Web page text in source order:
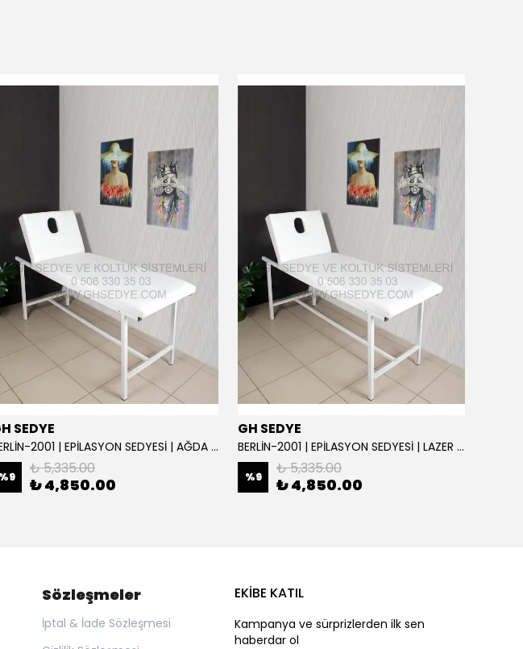
SEDYE
BERLİN-2001 | EPİLASYON SEDYESİ | AĞDA VE SİR SEDYE | SIRT AYARLI
%9 ₺ 5,335.00
₺ 4,850.00
GH SEDYE
BERLİN-2001 | EPİLASYON SEDYESİ | LAZER SEDYE | SIRT AYARLI
%9 ₺ 5,335.00
₺ 4,850.00
Sözleşmeler
İptal & İade Sözleşmesi
EKİBE KATIL
Kampanya ve sürprizlerden ilk sen
haberdar ol